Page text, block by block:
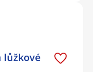
lůžkové